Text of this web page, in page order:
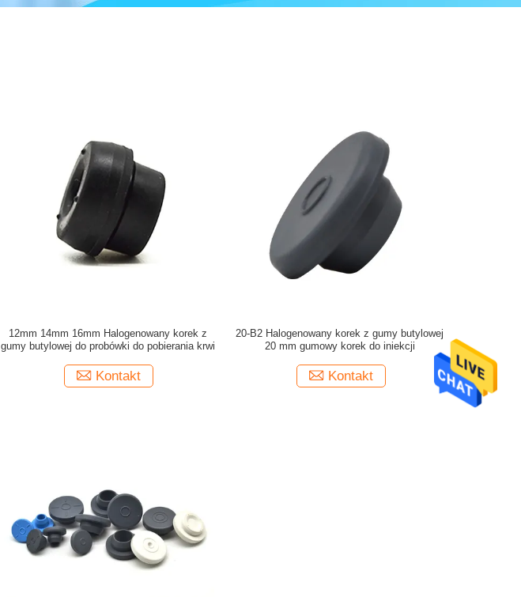
12mm 14mm 16mm Halogenowany korek z
gumy butylowej do probówki do pobierania krwi
Kontakt
20-B2 Halogenowany korek z gumy butylowej
20 mm gumowy korek do iniekcji
Kontakt